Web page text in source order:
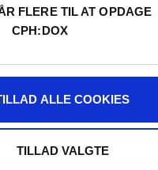
FLERE TIL AT OPDAGE
CPH:DOX
ALLE COOKIES
TILLAD VALGTE
Germany
Higher Education - Student